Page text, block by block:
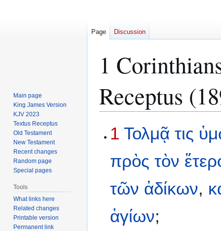
1
Receptus
toto
1 Τολμᾷ τις
πρὸς τὸν
τῶν ἀδίκων,
ἁγίων;
Page Discussion
Main page
King James Version
KJV 2023
Textus Receptus
Old Testament
New Testament
Recent changes
Random page
Special pages
Tools
What links here
Related changes
Printable version
Permanent link